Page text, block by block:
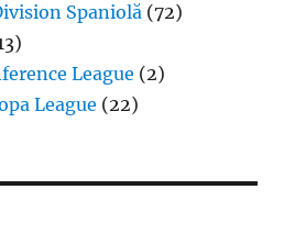
Spaniolă (72)
League (2)
League (22)